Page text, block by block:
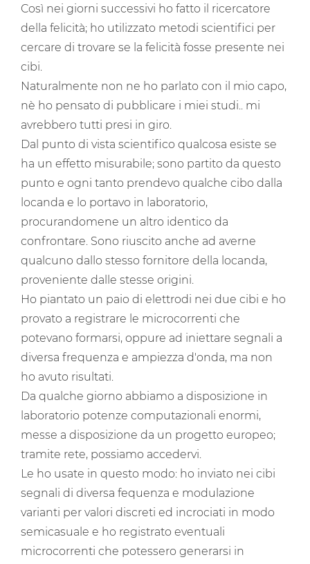
Così nei giorni successivi ho fatto il ricercatore
della felicità; ho utilizzato metodi scientifici per
cercare di trovare se la felicità fosse presente nei
cibi.
Naturalmente non ne ho parlato con il mio capo,
nè ho pensato di pubblicare i miei studi.. mi
avrebbero tutti presi in giro.
Dal punto di vista scientifico qualcosa esiste se
ha un effetto misurabile; sono partito da questo
punto e ogni tanto prendevo qualche cibo dalla
locanda e lo portavo in laboratorio,
procurandomene un altro identico da
confrontare. Sono riuscito anche ad averne
qualcuno dallo stesso fornitore della locanda,
proveniente dalle stesse origini.
Ho piantato un paio di elettrodi nei due cibi e ho
provato a registrare le microcorrenti che
potevano formarsi, oppure ad iniettare segnali a
diversa frequenza e ampiezza d'onda, ma non
ho avuto risultati.
Da qualche giorno abbiamo a disposizione in
laboratorio potenze computazionali enormi,
messe a disposizione da un progetto europeo;
tramite rete, possiamo accedervi.
Le ho usate in questo modo: ho inviato nei cibi
segnali di diversa fequenza e modulazione
varianti per valori discreti ed incrociati in modo
semicasuale e ho registrato eventuali
microcorrenti che potessero generarsi in